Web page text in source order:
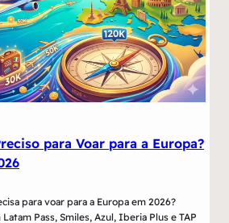
para Voar para a Europa?
para voar para a Europa em 2026?
Pass, Smiles, Azul, Iberia Plus e TAP